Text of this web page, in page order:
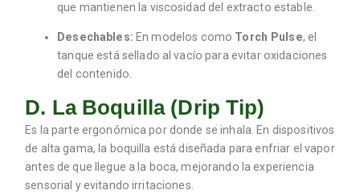
que mantienen la viscosidad del extracto estable.
Desechables: En modelos como Torch Pulse, el
tanque está sellado al vacío para evitar oxidaciones
del contenido.
D. La Boquilla (Drip Tip)
Es la parte ergonómica por donde se inhala. En dispositivos
de alta gama, la boquilla está diseñada para enfriar el vapor
antes de que llegue a la boca, mejorando la experiencia
sensorial y evitando irritaciones.